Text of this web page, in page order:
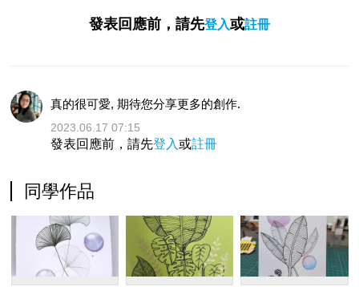
發表回應前，請先登入或註冊
真的很可愛, 期待您分享更多的創作.
2023.06.17 07:15
發表回應前，請先登入或註冊
同學作品